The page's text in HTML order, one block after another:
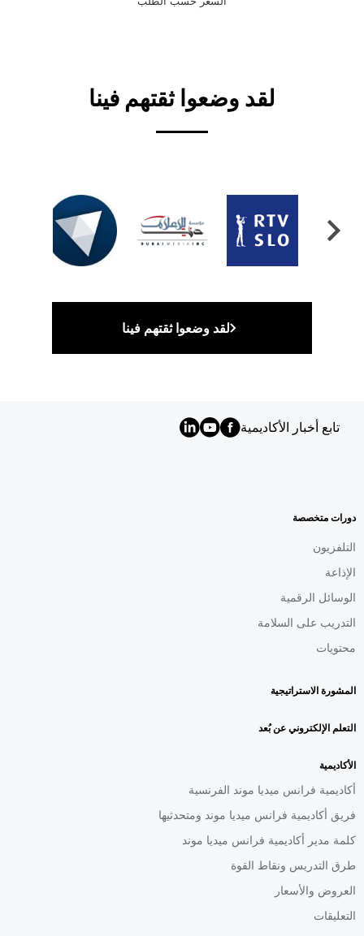
لقد وضعوا ثقتهم فينا
لقد وضعوا ثقتهم فينا
تابع أخبار الأكاديمية
AR
دورات متخصصة
التلفزيون
الإذاعة
الوسائل الرقمية
التدريب على السلامة
محتويات
المشورة الاستراتيجية
التعلم الإلكتروني عن بُعد
الأكاديمية
أكاديمية فرانس ميديا موند الفرنسية
فريق أكاديمية فرانس ميديا موند ومتحدثيها
كلمة مدير أكاديمية فرانس ميديا موند
طرق التدريس ونقاط القوة
العروض والأسعار
التعليقات